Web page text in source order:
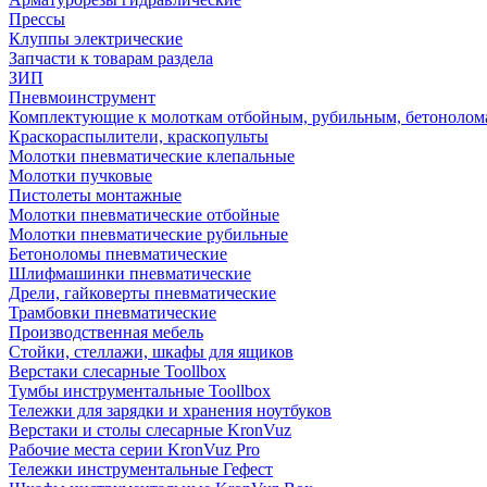
Прессы
Клуппы электрические
Запчасти к товарам раздела
ЗИП
Пневмоинструмент
Комплектующие к молоткам отбойным, рубильным,
Краскораспылители, краскопульты
Молотки пневматические клепальные
Молотки пучковые
Пистолеты монтажные
Молотки пневматические отбойные
Молотки пневматические рубильные
Бетоноломы пневматические
Шлифмашинки пневматические
Дрели, гайковерты пневматические
Трамбовки пневматические
Производственная мебель
Стойки, стеллажи, шкафы для ящиков
Верстаки слесарные Toollbox
Тумбы инструментальные Toollbox
Тележки для зарядки и хранения ноутбуков
Верстаки и столы слесарные KronVuz
Рабочие места серии KronVuz Pro
Тележки инструментальные Гефест